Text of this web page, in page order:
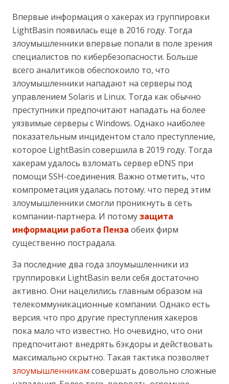
Впервые информация о хакерах из группировки
LightBasin появилась еще в 2016 году. Тогда
злоумышленники впервые попали в поле зрения
специалистов по кибербезопасности. Больше
всего аналитиков обеспокоило то, что
злоумышленники нападают на серверы под
управлением Solaris и Linux. Тогда как обычно
преступники предпочитают нападать на более
уязвимые серверы с Windows. Однако наиболее
показательным инцидентом стало преступление,
которое LightBasin совершила в 2019 году. Тогда
хакерам удалось взломать сервер eDNS при
помощи SSH-соединения. Важно отметить, что
компрометация удалась потому. что перед этим
злоумышленники смогли проникнуть в сеть
компании-партнера. И потомузащита
информации работа Пенза обеих фирм
существенно пострадала.
За последние два года злоумышленники из
группировки LightBasin вели себя достаточно
активно. Они нацелились главным образом на
телекоммуникационные компании. Однако есть
версия. что про другие преступления хакеров
пока мало что известно. Но очевидно, что они
предпочитают внедрять бэкдоры и действовать
максимально скрытно. Такая тактика позволяет
злоумышленникам совершать довольно сложные